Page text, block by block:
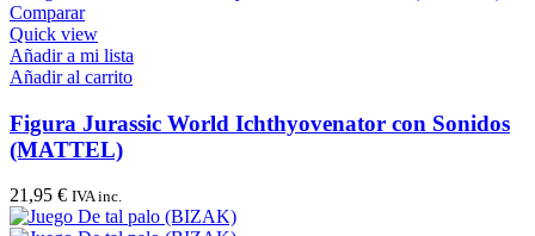
Comparar
Quick view
Añadir a mi lista
Añadir al carrito
Figura Jurassic World Ichthyovenator con Sonidos
(MATTEL)
21,95 € IVA inc.